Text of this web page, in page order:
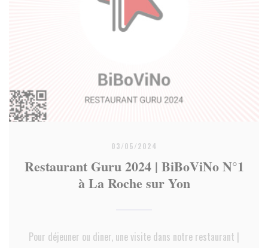
03/05/2024
Restaurant Guru 2024 | BiBoViNo N°1
à La Roche sur Yon
Pour déjeuner ou diner, une visite dans notre restaurant |